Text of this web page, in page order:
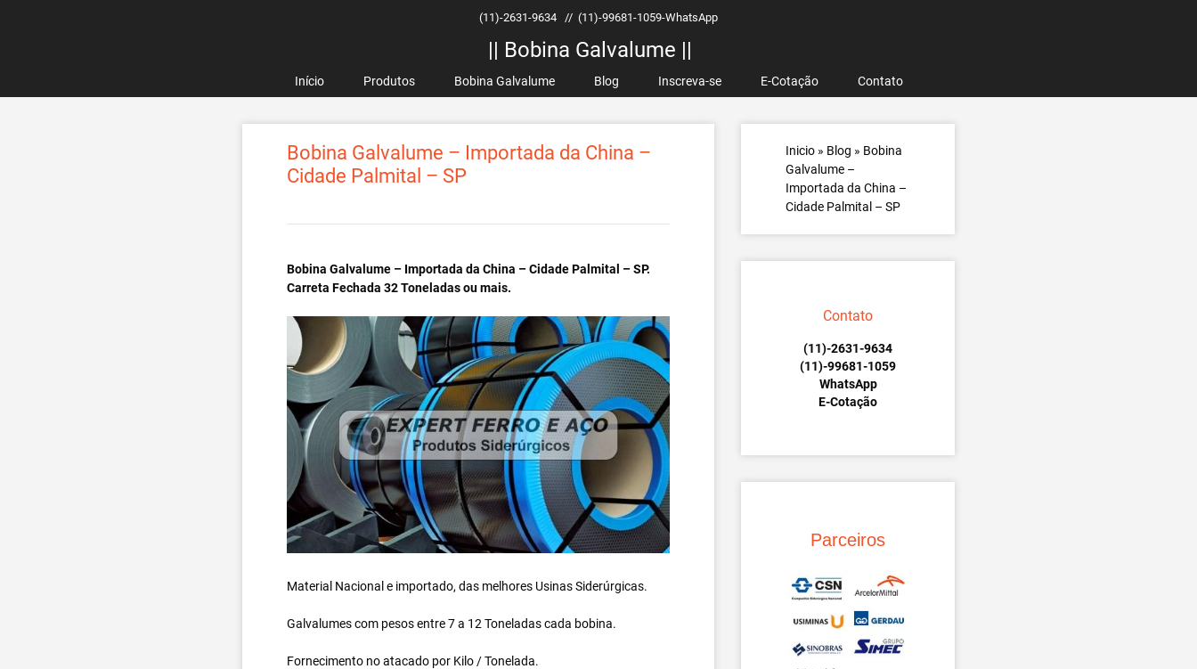
(11)-2631-9634 // (11)-99681-1059-WhatsApp
|| Bobina Galvalume ||
Início Produtos Bobina Galvalume Blog Inscreva-se E-Cotação Contato
Bobina Galvalume – Importada da China –
Cidade Palmital – SP
Bobina Galvalume – Importada da China – Cidade Palmital – SP.
Carreta Fechada 32 Toneladas ou mais.
Material Nacional e importado, das melhores Usinas Siderúrgicas.
Galvalumes com pesos entre 7 a 12 Toneladas cada bobina.
Fornecimento no atacado por Kilo / Tonelada.
Inicio » Blog » Bobina
Galvalume –
Importada da China –
Cidade Palmital – SP
Contato
(11)-2631-9634
(11)-99681-1059
WhatsApp
E-Cotação
Parceiros